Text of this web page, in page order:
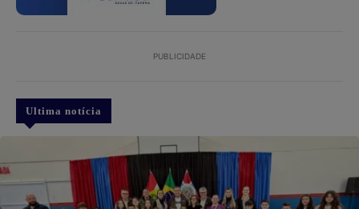
PUBLICIDADE
Ultima notícia